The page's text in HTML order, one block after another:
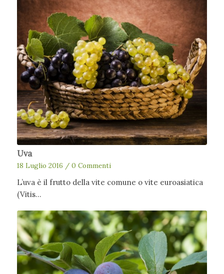
Uva
18 Luglio 2016 / 0 Commenti
L’uva è il frutto della vite comune o vite euroasiatica
(Vitis…